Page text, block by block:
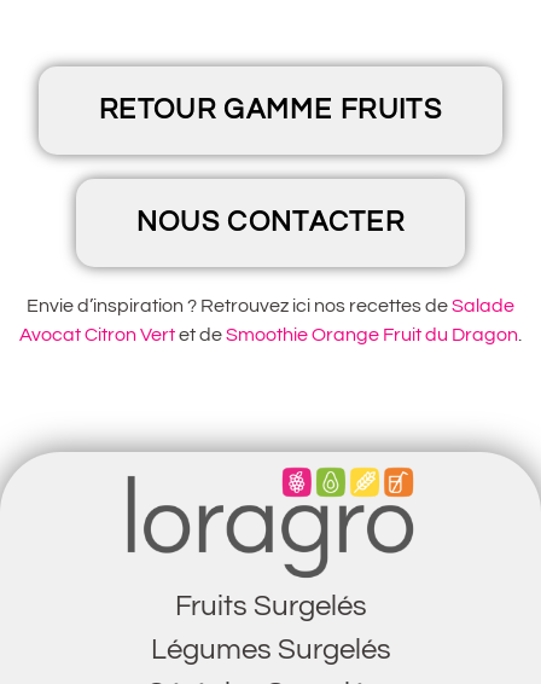
RETOUR GAMME FRUITS
NOUS CONTACTER
Envie d’inspiration ? Retrouvez ici nos recettes deSalade
Avocat Citron Vertet deSmoothie Orange Fruit du Dragon.
Fruits Surgelés
Légumes Surgelés